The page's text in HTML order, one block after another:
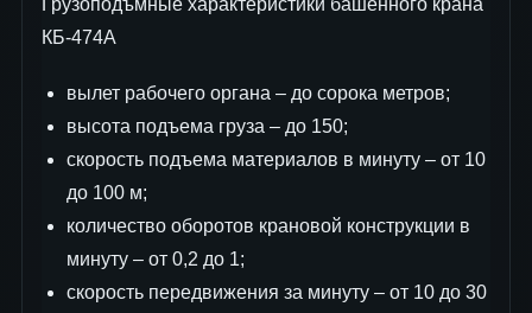
КБ-474А
вылет рабочего органа – до сорока метров;
высота подъема груза – до 150;
скорость подъема материалов в минуту – от 10
до 100 м;
количество оборотов крановой конструкции в
минуту – от 0,2 до 1;
скорость передвижения за минуту – от 10 до 30